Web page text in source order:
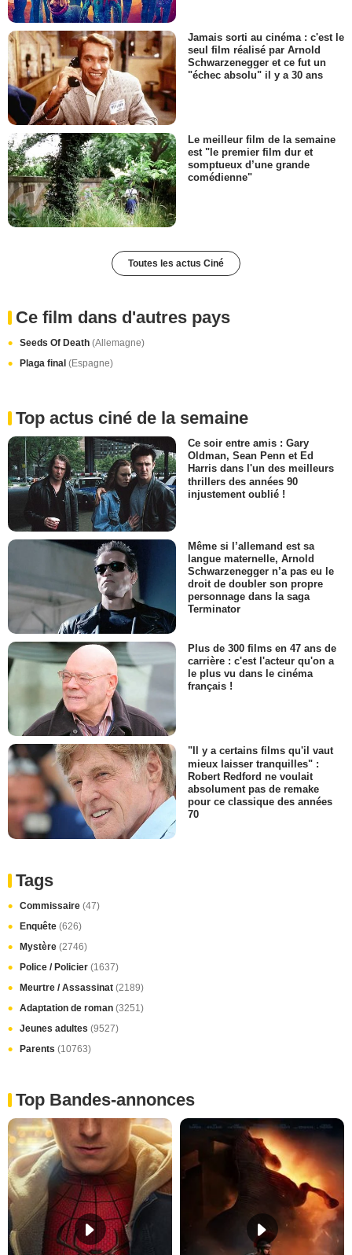
Jamais sorti au cinéma : c'est le
seul film réalisé par Arnold
Schwarzenegger et ce fut un
"échec absolu" il y a 30 ans
Le meilleur film de la semaine
est "le premier film dur et
somptueux d’une grande
comédienne"
Toutes les actus Ciné
Ce film dans d'autres pays
Seeds Of Death (Allemagne)
Plaga final (Espagne)
Top actus ciné de la semaine
Ce soir entre amis : Gary
Oldman, Sean Penn et Ed
Harris dans l'un des meilleurs
thrillers des années 90
injustement oublié !
Même si l’allemand est sa
langue maternelle, Arnold
Schwarzenegger n’a pas eu le
droit de doubler son propre
personnage dans la saga
Terminator
Plus de 300 films en 47 ans de
carrière : c'est l'acteur qu'on a
le plus vu dans le cinéma
français !
"Il y a certains films qu'il vaut
mieux laisser tranquilles" :
Robert Redford ne voulait
absolument pas de remake
pour ce classique des années
70
Tags
Commissaire (47)
Enquête (626)
Mystère (2746)
Police / Policier (1637)
Meurtre / Assassinat (2189)
Adaptation de roman (3251)
Jeunes adultes (9527)
Parents (10763)
Top Bandes-annonces